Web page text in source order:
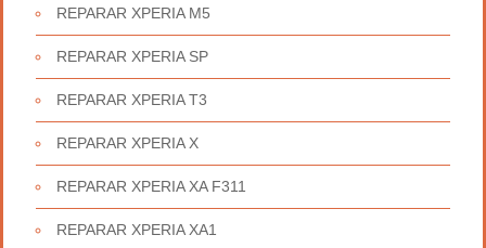
REPARAR XPERIA M5
REPARAR XPERIA SP
REPARAR XPERIA T3
REPARAR XPERIA X
REPARAR XPERIA XA F311
REPARAR XPERIA XA1